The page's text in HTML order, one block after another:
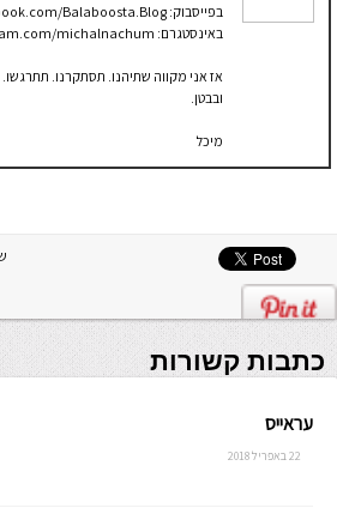
בפייסבוק: Facebook.com/Balaboosta.Blog
באינסטגרם: instagram.com/michalnachum
אז אני מקווה שתיהנו. תסתקרנו. תתרגשו.
ובבטן.
מיכל
כתבות קשורות
עראייס
22 באפריל 2018